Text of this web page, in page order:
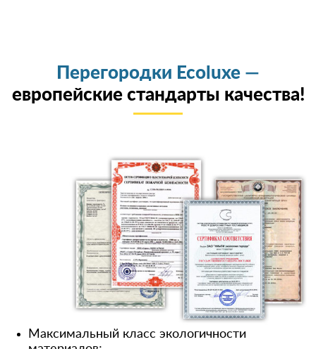
Перегородки Ecoluxe —
европейские стандарты качества!
Максимальный класс экологичности